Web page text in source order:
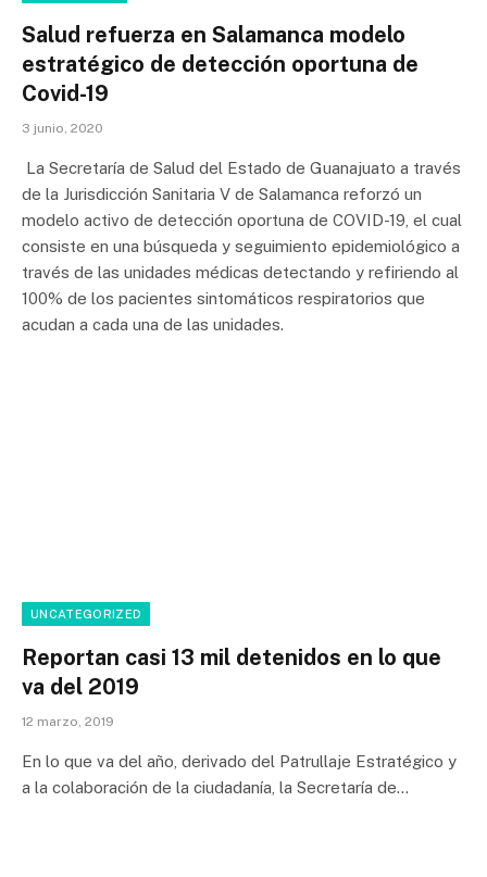
Salud refuerza en Salamanca modelo
estratégico de detección oportuna de
Covid-19
3 junio, 2020
La Secretaría de Salud del Estado de Guanajuato a través
de la Jurisdicción Sanitaria V de Salamanca reforzó un
modelo activo de detección oportuna de COVID-19, el cual
consiste en una búsqueda y seguimiento epidemiológico a
través de las unidades médicas detectando y refiriendo al
100% de los pacientes sintomáticos respiratorios que
acudan a cada una de las unidades.
UNCATEGORIZED
Reportan casi 13 mil detenidos en lo que
va del 2019
12 marzo, 2019
En lo que va del año, derivado del Patrullaje Estratégico y
a la colaboración de la ciudadanía, la Secretaría de…